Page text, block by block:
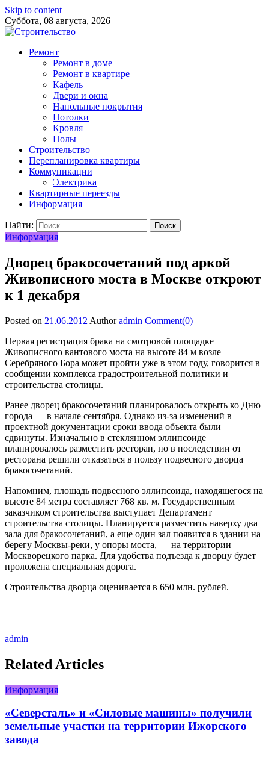
Skip to content
Суббота, 08 августа, 2026
Ремонт
Ремонт в доме
Ремонт в квартире
Кафель
Двери и окна
Напольные покрытия
Потолки
Кровля
Полы
Строительство
Перепланировка квартиры
Коммуникации
Электрика
Квартирные переезды
Информация
Найти:
Информация
Дворец бракосочетаний под аркой
Живописного моста в Москве откроют
к 1 декабря
Posted on 21.06.2012 Author admin Comment(0)
Первая регистрация брака на смотровой площадке
Живописного вантового моста на высоте 84 м возле
Серебряного Бора может пройти уже в этом году, говорится в
сообщении комплекса градостроительной политики и
строительства столицы.
Ранее дворец бракосочетаний планировалось открыть ко Дню
города — в начале сентября. Однако из-за изменений в
проектной документации сроки ввода объекта были
сдвинуты. Изначально в стеклянном эллипсоиде
планировалось разместить ресторан, но в последствии от
ресторана решили отказаться в пользу подвесного дворца
бракосочетаний.
Напомним, площадь подвесного эллипсоида, находящегося на
высоте 84 метра составляет 768 кв. м. Государственным
заказчиком строительства выступает Департамент
строительства столицы. Планируется разместить наверху два
зала для бракосочетаний, а еще один зал появится в здании на
берегу Москвы-реки, у опоры моста, — на территории
Москворецкого парка. Для удобства подъезда к дворцу будет
проложена специальная дорога.
Строительства дворца оценивается в 650 млн. рублей.
admin
Related Articles
Информация
«Северсталь» и «Силовые машины» получили
земельные участки на территории Ижорского
завода